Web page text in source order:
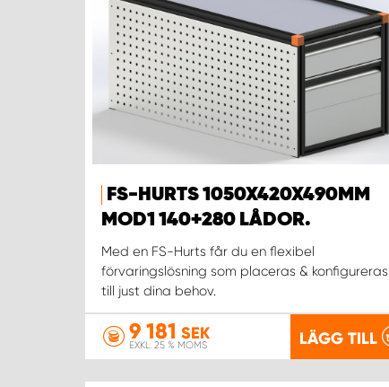
FS-HURTS 1050X420X490MM
MOD1 140+280 LÅDOR.
Med en FS-Hurts får du en flexibel
förvaringslösning som placeras & konfigureras
till just dina behov.
9 181 SEK
EXKL. 25 % MOMS LÄGG TILL